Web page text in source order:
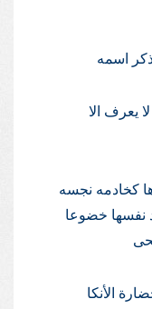
اسمه
الا
كخادمه نجسه
خضوعا
الأنكا